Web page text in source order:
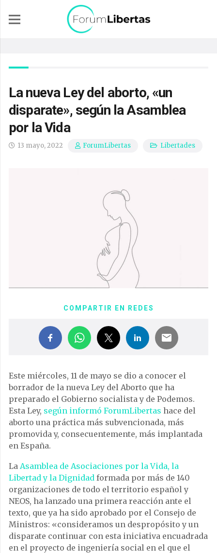
La nueva Ley del aborto, «un
disparate», según la Asamblea
por la Vida
13 mayo, 2022 ForumLibertas Libertades
COMPARTIR EN REDES
Este miércoles, 11 de mayo se dio a conocer el
borrador de la nueva Ley del Aborto que ha
preparado el Gobierno socialista y de Podemos.
Esta Ley, según informó ForumLibertas hace del
aborto una práctica más subvencionada, más
promovida y, consecuentemente, más implantada
en España.
La Asamblea de Asociaciones por la Vida, la
Libertad y la Dignidad formada por más de 140
organizaciones de todo el territorio español y
NEOS, ha lanzado una primera reacción ante el
texto, que ya ha sido aprobado por el Consejo de
Ministros: «consideramos un despropósito y un
disparate continuar con esta iniciativa encuadrada
en el proyecto de ingeniería social en el que el